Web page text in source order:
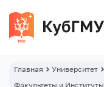
Главная Университет
Факультеты и Институты